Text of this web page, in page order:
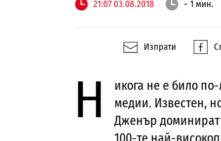
21:07 03.08.2018 ~ 1 мин.
Изпрати
Н
икога не е било
медии. Известен,
Дженър доминират